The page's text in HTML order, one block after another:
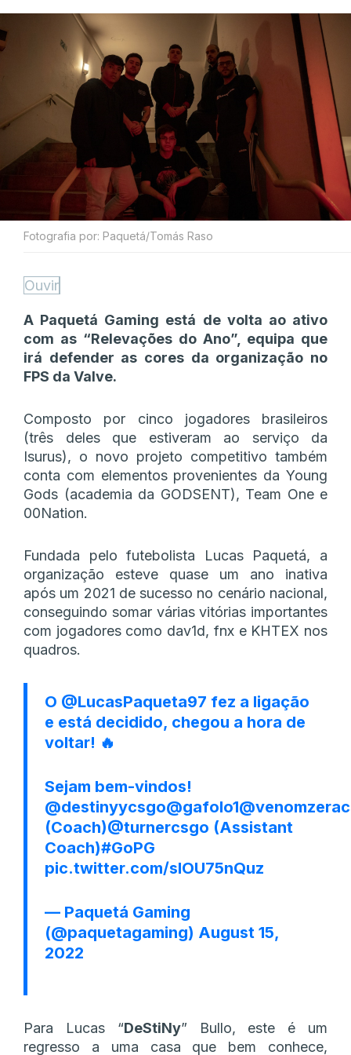
Fotografia por: Paquetá/Tomás Raso
Ouvir
A Paquetá Gaming está de volta ao ativo
com as “Relevações do Ano”, equipa que
irá defender as cores da organização no
FPS da Valve.
Composto por cinco jogadores brasileiros
(três deles que estiveram ao serviço da
Isurus), o novo projeto competitivo também
conta com elementos provenientes da Young
Gods (academia da GODSENT), Team One e
00Nation.
Fundada pelo futebolista Lucas Paquetá, a
organização esteve quase um ano inativa
após um 2021 de sucesso no cenário nacional,
conseguindo somar várias vitórias importantes
com jogadores como dav1d, fnx e KHTEX nos
quadros.
O @LucasPaqueta97 fez a ligação
e está decidido, chegou a hora de
voltar! 🔥
Sejam bem-vindos!
@destinyycsgo@gafolo1
(Coach)@turnercsgo (Assistant
Coach)#GoPG
pic.twitter.com/slOU75nQuz
— Paquetá Gaming
(@paquetagaming) August 15,
2022
Para Lucas “DeStiNy” Bullo, este é um
regresso a uma casa que bem conhece,